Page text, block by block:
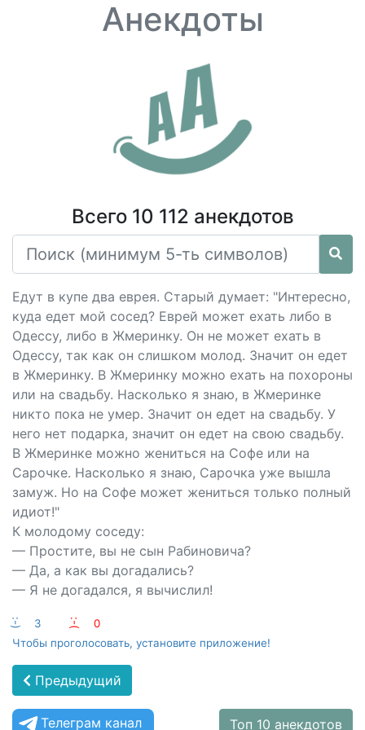
Анекдоты
Всего 10 112 анекдотов
Едут в купе два еврея. Старый думает: "Интересно,
куда едет мой сосед? Еврей может ехать либо в
Одессу, либо в Жмеринку. Он не может ехать в
Одессу, так как он слишком молод. Значит он едет
в Жмеринку. В Жмеринку можно ехать на похороны
или на свадьбу. Насколько я знаю, в Жмеринке
никто пока не умер. Значит он едет на свадьбу. У
него нет подарка, значит он едет на свою свадьбу.
В Жмеринке можно жениться на Софе или на
Сарочке. Насколько я знаю, Сарочка уже вышла
замуж. Но на Софе может жениться только полный
идиот!"
К молодому соседу:
— Простите, вы не сын Рабиновича?
— Да, а как вы догадались?
— Я не догадался, я вычислил!
:-) 3 :-(
0
Чтобы проголосовать, установите приложение!
Предыдущий
Телеграм канал Топ 10 анекдотов